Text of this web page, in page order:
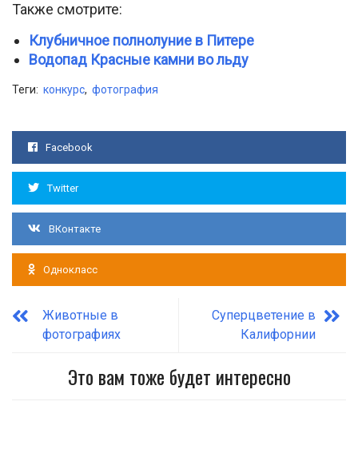
Также смотрите:
Клубничное полнолуние в Питере
Водопад Красные камни во льду
Теги: конкурс, фотография
Facebook
Twitter
ВКонтакте
Однокласс
Животные в
фотографиях
Суперцветение в
Калифорнии
Это вам тоже будет интересно